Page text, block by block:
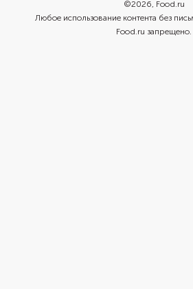
©2026, Food.ru
Любое использование контента без
Food.ru запрещено.